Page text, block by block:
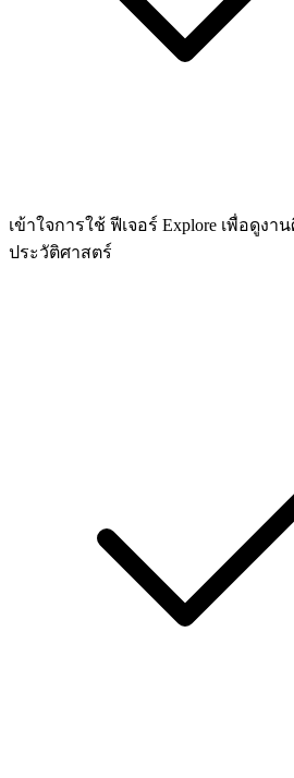
เข้าใจการใช้ ฟีเจอร์ Explore เพื่อดูง
ประวัติศาสตร์